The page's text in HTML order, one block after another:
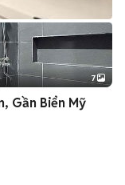
+2
7
Gần Biển Mỹ